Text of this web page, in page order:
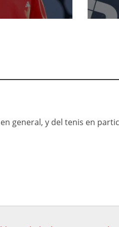
general, y del tenis en